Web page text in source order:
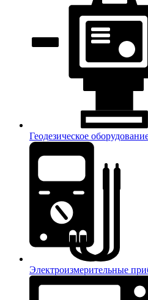
Геодезическое
Электроизмерительные